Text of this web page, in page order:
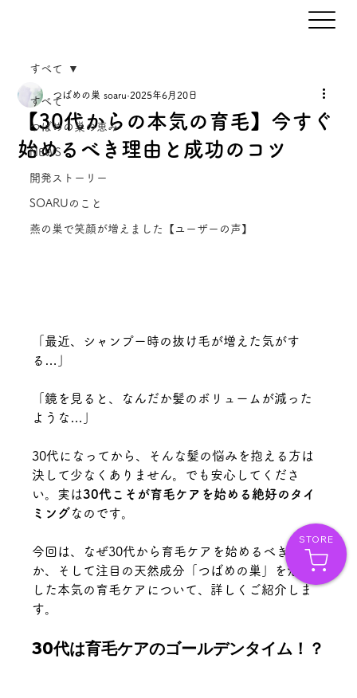
STORE
すべて
つばめの巣の恵み
NEWS
開発ストーリー
SOARUのこと
燕の巣で笑顔が増えました【ユーザーの声】
すべて
【30代からの本気の育毛】今すぐ
始めるべき理由と成功のコツ
つばめの巣 soaru 2025年6月20日
「最近、シャンプー時の抜け毛が増えた気がす
る…」
「鏡を見ると、なんだか髪のボリュームが減った
ような…」
30代になってから、そんな髪の悩みを抱える方は
決して少なくありません。でも安心してくださ
い。実は30代こそが育毛ケアを始める絶好のタイ
ミングなのです。
今回は、なぜ30代から育毛ケアを始めるべきなの
か、そして注目の天然成分「つばめの巣」を活用
した本気の育毛ケアについて、詳しくご紹介しま
す。
30代は育毛ケアのゴールデンタイム！？